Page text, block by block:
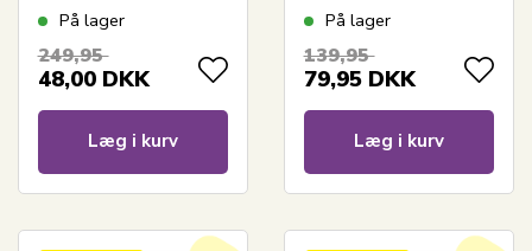
50x100 cm - Orkidé -
På lager
249,95
48,00 DKK
Læg i kurv
Gæstehåndklæde
Mørkegrøn
På lager
139,95
79,95 DKK
Læg i kurv